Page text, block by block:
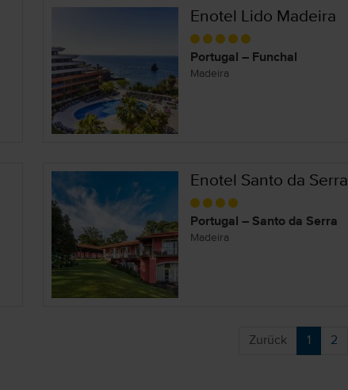
Enotel Lido Madeira
Portugal – Funchal
Madeira
Enotel Santo da Serra
Portugal – Santo da Serra
Madeira
Zurück 1 2